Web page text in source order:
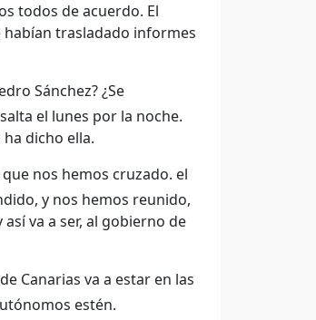
todos de acuerdo. El
habían trasladado informes
Sánchez? ¿Se
el lunes por la noche.
dicho ella.
nos hemos cruzado. el
y nos hemos reunido,
va a ser, al gobierno de
Canarias va a estar en las
estén.